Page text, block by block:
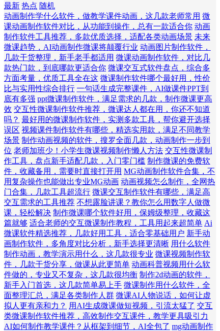
最新 热点 随机
动画制作学什么软件，做教学课件动画，这几款老师常用 微
课动画制作软件对比，从功能到操作，总有一款适合你 动画
制作软件工具推荐，多款优质选择，适配各类动画场景 未来
微课趋势，AI动画制作微课将颠覆行业 动画图片制作软件，
几款干货整理，新手老手都适用 微课动画制作软件，对比几
款热门款，到底哪款更适合你 微课交互式软件盘点，综合多
方面考量，优质工具全在这 微课制作软件哪个最好用，性价
比与实用性综合排行 一句话生成完整课件，AI做课件PPT到
底有多强 ppt微课制作软件，满足需求的几款，制作微课更高
效 交互性微课制作软件推荐，微课达人都在用，你还不知道
吗？ 最好用的微课制作软件，实测多款工具，帮你避开选择
误区 视频课件制作软件有哪些，精选实用款，满足不同教学
场景 制作动画视频的软件，搜罗全面几款，动画制作一步到
位 老师加班少！小学生微课视频制作懒人方法 交互性微课制
作工具，盘点新手适配几款，入门零门槛 制作微课的免费软
件，收藏备用，需要时直接打开用 MG动画制作软件合集，不
用复杂操作也能做出专业MG动画 动画视频怎么制作，全网热
门合集，几款工具超流行 微课交互制作软件有哪些，满足高
交互需求的工具推荐 不想露脸讲课？教你怎么用数字人做微
课，轻松解决 制作微课哪个软件好用，保姆级整理，收藏这
篇就够 适合老师的交互微课制作教程，工具用起来超简单 Ai
微课软件精选推荐，几款好用工具，适合零基础用户 新手动
画制作软件，多角度对比分析，新手选择更清晰 用什么软件
制作动画，教学演示用什么，这几款很专业 微课视频制作软
件，几款干货分享，做课从此更简单 动画科普视频用什么软
件做的，专业又不复杂，这几款很均衡 制作2d动画的软件，
新手入门首选，这几款简单易上手 微课制作用什么软件，全
面整理汇总，满足各类制作人群 微课AI人物说话，如何让虚
拟人更有亲和力？ 用AI生成微课做短视频，引流太猛了 交互
类微课制作软件推荐，高效制作交互课件，教学更具吸引力
AI如何制作教学课件？从框架到细节，AI全包了 mg动画制作